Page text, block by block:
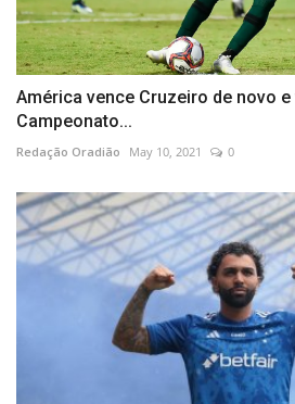
América vence Cruzeiro de novo e
Campeonato...
Redação Oradião May 10, 2021 0